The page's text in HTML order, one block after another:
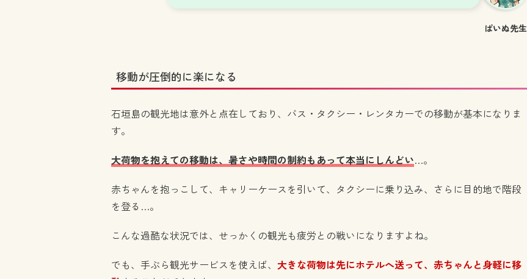
ぱいぬ先生
移動が圧倒的に楽になる
石垣島の観光地は意外と点在しており、バス・タクシー・レンタカーでの移動が基本になりま
す。
大荷物を抱えての移動は、暑さや時間の制約もあって本当にしんどい…。
赤ちゃんを抱っこして、キャリーケースを引いて、タクシーに乗り込み、さらに目的地で階段
を登る…。
こんな過酷な状況では、せっかくの観光も疲労との戦いになりますよね。
でも、手ぶら観光サービスを使えば、 大きな荷物は先にホテルへ送って、赤ちゃんと身軽に移